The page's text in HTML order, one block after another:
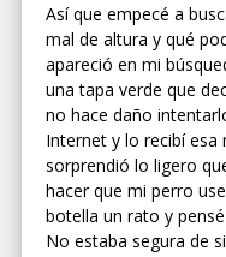
Así que empecé a
mal de altura y qué
apareció en mi
una tapa verde que
no hace daño
Internet y lo recibí esa
sorprendió lo ligero
hacer que mi perro
botella un rato y
No estaba segura de